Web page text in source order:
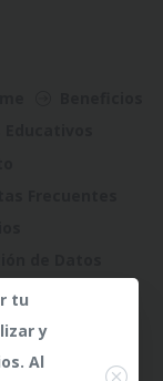
tu
y
Al
Close